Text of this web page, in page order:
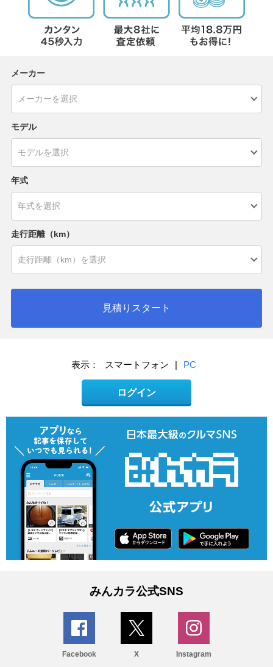
メーカー
モデル
年式
走行距離（km）
見積りスタート
表示： スマートフォン | PC
ログイン
みんカラ公式SNS
Facebook X Instagram